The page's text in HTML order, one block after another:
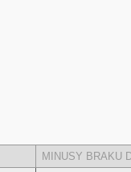
MINUSY BRAKU